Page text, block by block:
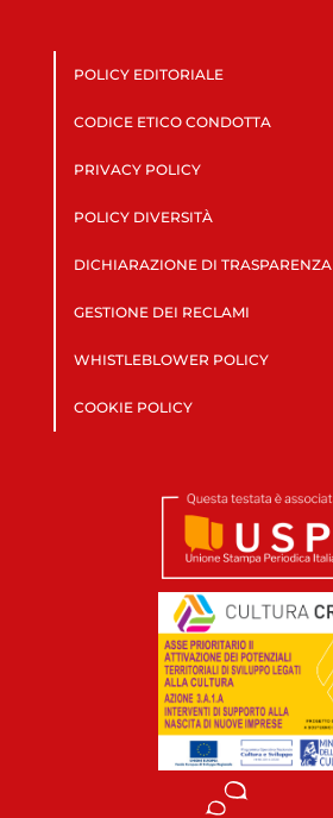
POLICY EDITORIALE
CODICE ETICO CONDOTTA
PRIVACY POLICY
POLICY DIVERSITÀ
DICHIARAZIONE DI TRASPARENZA
GESTIONE DEI RECLAMI
WHISTLEBLOWER POLICY
COOKIE POLICY